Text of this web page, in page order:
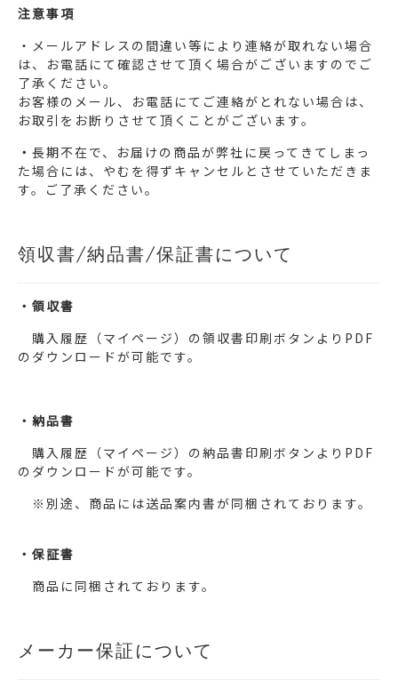
注意事項
・メールアドレスの間違い等により連絡が取れない場合
は、お電話にて確認させて頂く場合がございますのでご
了承ください。
お客様のメール、お電話にてご連絡がとれない場合は、
お取引をお断りさせて頂くことがございます。
・ 長期不在で、お届けの商品が弊社に戻ってきてしまっ
た場合には、やむを得ずキャンセルとさせていただきま
す。ご了承ください。
領収書/納品書/保証書について
・領収書
購入履歴（マイページ）の領収書印刷ボタンよりPDF
のダウンロードが可能です。
・納品書
購入履歴（マイページ）の納品書印刷ボタンよりPDF
のダウンロードが可能です。
※別途、商品には送品案内書が同梱されております。
・保証書
商品に同梱されております。
メーカー保証について